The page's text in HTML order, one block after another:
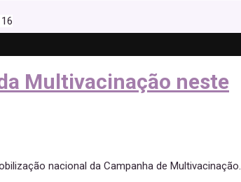
Multivacinação neste
nacional da Campanha de Multivacinação.